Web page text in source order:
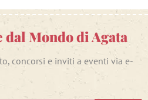
Mondo di Agata
concorsi e inviti a eventi via e-